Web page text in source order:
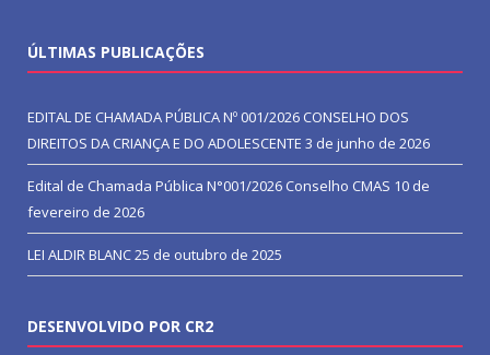
ÚLTIMAS PUBLICAÇÕES
EDITAL DE CHAMADA PÚBLICA Nº 001/2026 CONSELHO DOS
DIREITOS DA CRIANÇA E DO ADOLESCENTE 3 de junho de 2026
Edital de Chamada Pública N°001/2026 Conselho CMAS 10 de
fevereiro de 2026
LEI ALDIR BLANC25 de outubro de 2025
DESENVOLVIDO POR CR2